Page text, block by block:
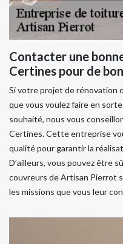
Contacter une
Certines pour de
Si votre projet de rénovation
que vous voulez faire en sorte
souhaité, nous vous
Certines. Cette entreprise
qualité pour garantir la
D’ailleurs, vous pouvez être
couvreurs de Artisan Pierrot
les missions que vous leur